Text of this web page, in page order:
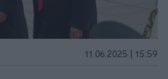
11.06.2025 | 15:59